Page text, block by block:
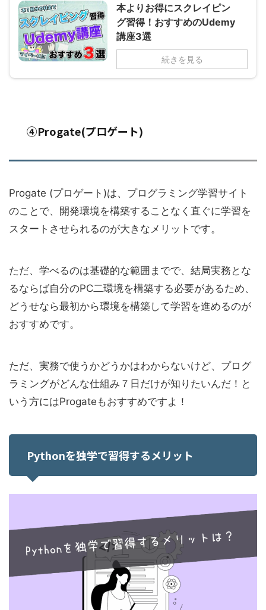
本よりお得にスクレイピン
グ習得！おすすめのUdemy
講座3選
続きを見る
④Progate(プロゲート)
Progate (プロゲート)は、プログラミング学習サイト
のことで、開発環境を構築することなく直ぐに学習を
スタートさせられるのが大きなメリットです。
ただ、学べるのは基礎的な範囲までで、結局実務とな
るならば自分のPC二環境を構築する必要があるため、
どうせなら最初から環境を構築して学習を進めるのが
おすすめです。
ただ、実務で使うかどうかはわからないけど、プログ
ラミングがどんな仕組み７日だけが知りたいんだ！と
いう方にはProgateもおすすめですよ！
Pythonを独学で習得するメリット